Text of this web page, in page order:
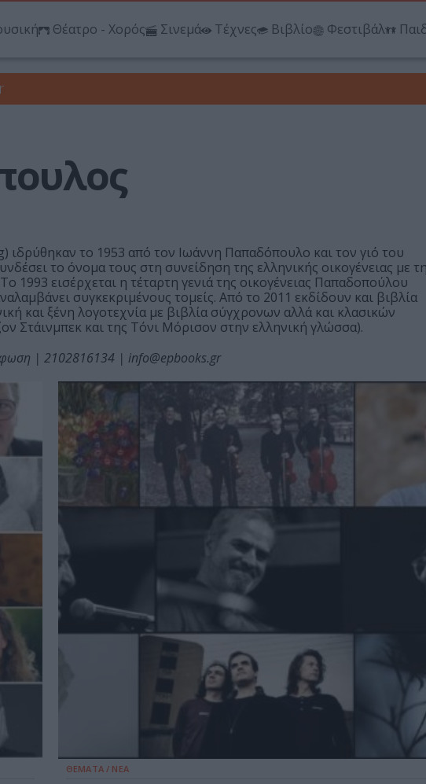
Θέατρο - Χορός Σινεμά Τέχνες Βιβλίο Φεστιβάλ
ιδρύθηκαν το 1953 από τον Ιωάννη Παπαδόπουλο και τον γιό του
το όνομα τους στη συνείδηση της ελληνικής οικογένειας με
1993 εισέρχεται η τέταρτη γενιά της οικογένειας Παπαδοπούλου
συγκεκριμένους τομείς. Από το 2011 εκδίδουν και βιβλία
και ξένη λογοτεχνία με βιβλία σύγχρονων αλλά και κλασικών
Στάινμπεκ και της Τόνι Μόρισον στην ελληνική γλώσσα).
| 2102816134 | info@epbooks.gr
ΘΕΜΑΤΑ / ΝΕΑ